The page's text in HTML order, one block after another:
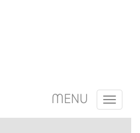
MENU